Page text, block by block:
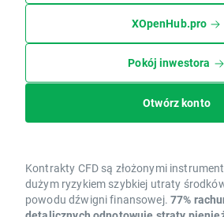
XOpenHub.pro
Pokój inwestora
Otwórz konto
Kontrakty CFD są złożonymi
dużym ryzykiem szybkiej utraty
powodu dźwigni finansowej. 77%